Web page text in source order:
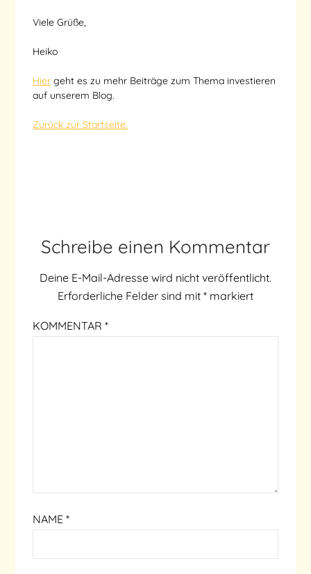
Viele Grüße,
Heiko
Hier geht es zu mehr Beiträge zum Thema investieren
auf unserem Blog.
Zurück zur Startseite.
Schreibe einen Kommentar
Deine E-Mail-Adresse wird nicht veröffentlicht.
Erforderliche Felder sind mit * markiert
KOMMENTAR*
NAME*